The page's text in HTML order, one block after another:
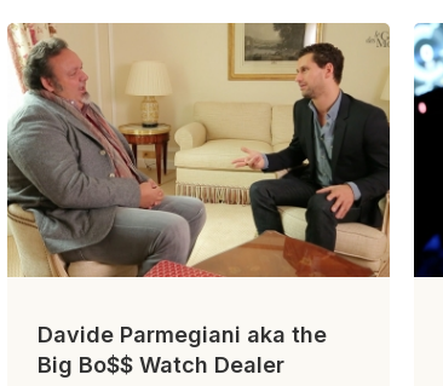
Davide Parmegiani aka the
Big Bo$$ Watch Dealer